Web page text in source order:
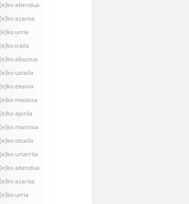
abendua
azaroa
urria
iraila
abuztua
uztaila
ekaina
maiatza
apirila
martxoa
otsaila
urtarrila
abendua
azaroa
urria